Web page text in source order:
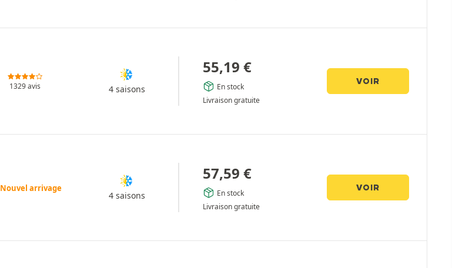
1329 avis 4 saisons
55,19 €
En stock
Livraison gratuite
VOIR
Nouvel arrivage
4 saisons
57,59 €
En stock
Livraison gratuite
VOIR